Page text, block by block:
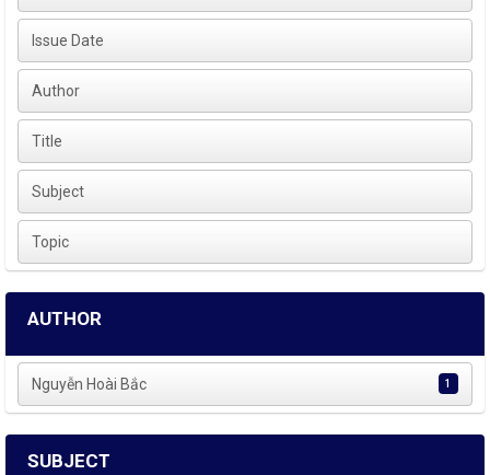
Issue Date
Author
Title
Subject
Topic
AUTHOR
Nguyễn Hoài Bắc 1
SUBJECT